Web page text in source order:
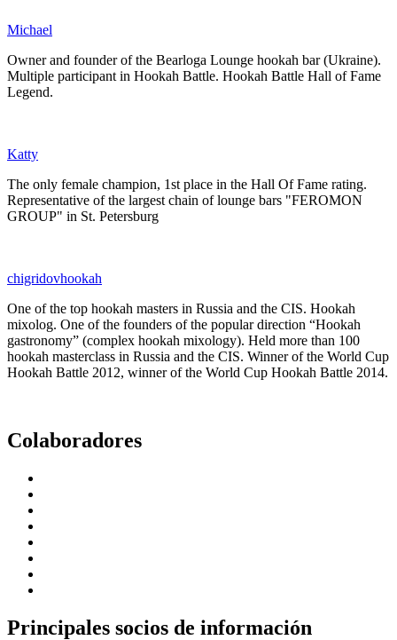
Michael
Owner and founder of the Bearloga Lounge hookah bar (Ukraine).
Multiple participant in Hookah Battle. Hookah Battle Hall of Fame
Legend.
Katty
The only female champion, 1st place in the Hall Of Fame rating.
Representative of the largest chain of lounge bars "FEROMON
GROUP" in St. Petersburg
chigridovhookah
One of the top hookah masters in Russia and the CIS. Hookah
mixolog. One of the founders of the popular direction “Hookah
gastronomy” (complex hookah mixology). Held more than 100
hookah masterclass in Russia and the CIS. Winner of the World Cup
Hookah Battle 2012, winner of the World Cup Hookah Battle 2014.
Colaboradores
Principales socios de información